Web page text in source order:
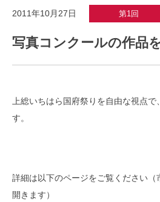
2011年10月27日 第1回
写真コンクールの作品
上総いちはら国府祭りを自由な視点
す。
詳細は以下のページをご覧ください
開きます）